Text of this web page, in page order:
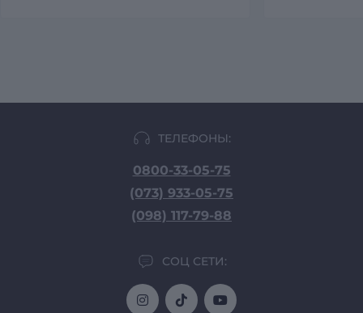
ТЕЛЕФОНЫ:
0800-33-05-75
(073) 933-05-75
(098) 117-79-88
СОЦ СЕТИ: